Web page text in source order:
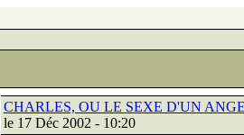
CHARLES, OU LE SEXE D'UN
le 17 Déc 2002 - 10:20